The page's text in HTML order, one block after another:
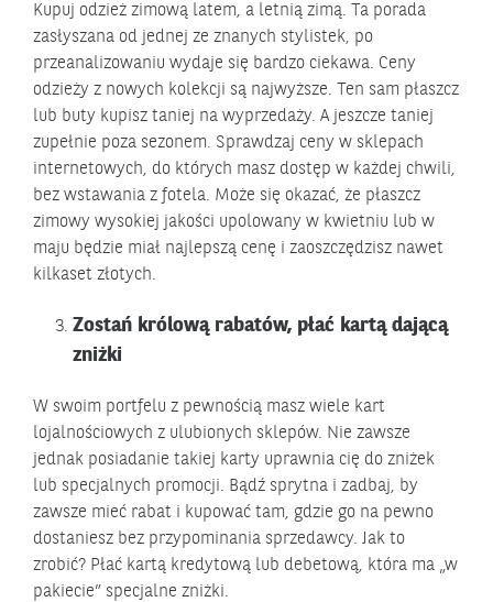
Kupuj odzież zimową latem, a letnią zimą. Ta porada
zasłyszana od jednej ze znanych stylistek, po
przeanalizowaniu wydaje się bardzo ciekawa. Ceny
odzieży z nowych kolekcji są najwyższe. Ten sam płaszcz
lub buty kupisz taniej na wyprzedaży. A jeszcze taniej
zupełnie poza sezonem. Sprawdzaj ceny w sklepach
internetowych, do których masz dostęp w każdej chwili,
bez wstawania z fotela. Może się okazać, że płaszcz
zimowy wysokiej jakości upolowany w kwietniu lub w
maju będzie miał najlepszą cenę i zaoszczędzisz nawet
kilkaset złotych.
Zostań królową rabatów, płać kartą dającą
zniżki
W swoim portfelu z pewnością masz wiele kart
lojalnościowych z ulubionych sklepów. Nie zawsze
jednak posiadanie takiej karty uprawnia cię do zniżek
lub specjalnych promocji. Bądź sprytna i zadbaj, by
zawsze mieć rabat i kupować tam, gdzie go na pewno
dostaniesz bez przypominania sprzedawcy. Jak to
zrobić? Płać kartą kredytową lub debetową, która ma „w
pakiecie” specjalne zniżki.